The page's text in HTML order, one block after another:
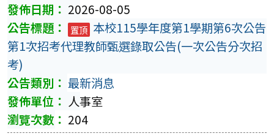
2026-08-05
置頂 本校115學年度第1學期第6次公告
第1次招考代理教師甄選錄取公告(一次公告分次招
考)
最新消息
人事室
204